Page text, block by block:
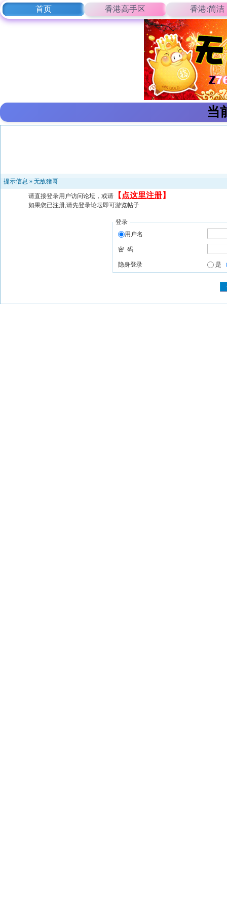
首页 香港高手区 香港:简洁
当
提示信息 » 无敌猪哥
请直接登录用户访问论坛，或请 【 点这里注册】
如果您已注册,请先登录论坛即可游览帖子
登录
用户名
密 码
隐身登录 是